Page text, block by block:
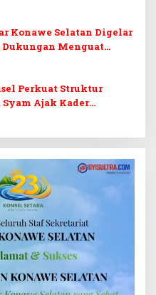
Konawe Selatan Digelar
Dukungan Menguat
Perkuat Struktur
Ajak Kader